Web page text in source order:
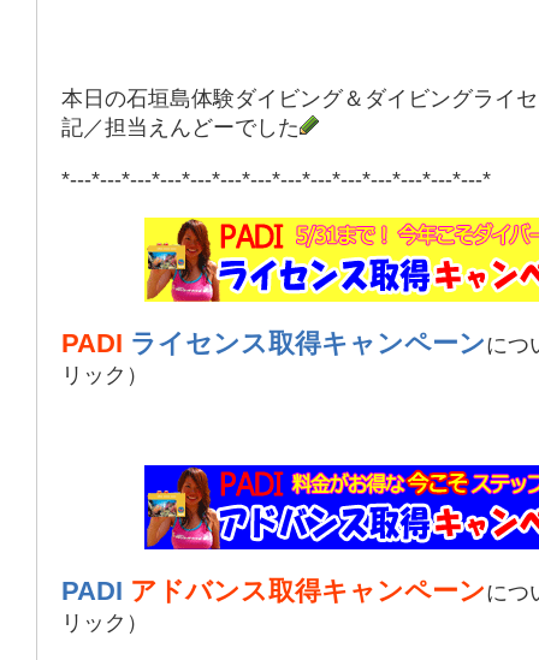
本日の石垣島体験ダイビング＆ダイビングライ
記／担当えんどーでした
*---*---*---*---*---*---*---*---*---*---*---*---*---*---*
PADI ライセンス取得キャンペーンにつ
リック）
PADI アドバンス取得キャンペーンにつ
リック）